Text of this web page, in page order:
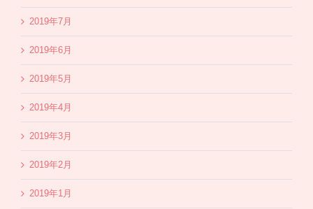
2019年7月
2019年6月
2019年5月
2019年4月
2019年3月
2019年2月
2019年1月